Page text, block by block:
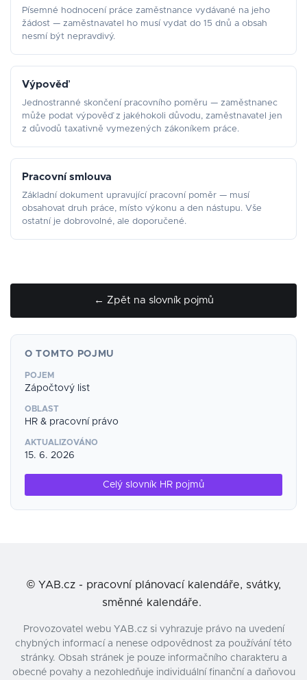
Písemné hodnocení práce zaměstnance vydávané na jeho
žádost — zaměstnavatel ho musí vydat do 15 dnů a obsah
nesmí být nepravdivý.
Výpověď
Jednostranné skončení pracovního poměru — zaměstnanec
může podat výpověď z jakéhokoli důvodu, zaměstnavatel jen
z důvodů taxativně vymezených zákoníkem práce.
Pracovní smlouva
Základní dokument upravující pracovní poměr — musí
obsahovat druh práce, místo výkonu a den nástupu. Vše
ostatní je dobrovolné, ale doporučené.
← Zpět na slovník pojmů
O TOMTO POJMU
POJEM
Zápočtový list
OBLAST
HR & pracovní právo
AKTUALIZOVÁNO
15. 6. 2026
Celý slovník HR pojmů
© YAB.cz - pracovní plánovací kalendáře, svátky,
směnné kalendáře.
Provozovatel webu YAB.cz si vyhrazuje právo na uvedení
chybných informací a nenese odpovědnost za používání této
stránky. Obsah stránek je pouze informačního charakteru a
obecné povahy a nezohledňuje individuální finanční a daňovou